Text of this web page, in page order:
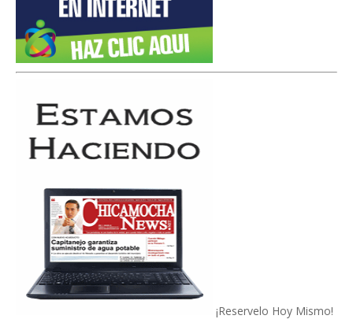
¡Reservelo Hoy Mismo!